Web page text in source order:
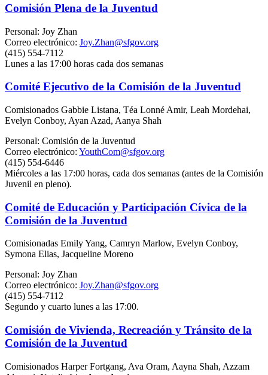
Comisión Plena de la Juventud
Personal: Joy Zhan
Correo electrónico: Joy.Zhan@sfgov.org
(415) 554-7112
Lunes a las 17:00 horas cada dos semanas
Comité Ejecutivo de la Comisión de la Juventud
Comisionados Gabbie Listana, Téa Lonné Amir, Leah Mordehai,
Evelyn Conboy, Ayan Azad, Aanya Shah
Personal: Comisión de la Juventud
Correo electrónico: YouthCom@sfgov.org
(415) 554-6446
Miércoles a las 17:00 horas, cada dos semanas (antes de la Comisión
Juvenil en pleno).
Comité de Educación y Participación Cívica de la
Comisión de la Juventud
Comisionadas Emily Yang, Camryn Marlow, Evelyn Conboy,
Symona Elias, Jacqueline Moreno
Personal: Joy Zhan
Correo electrónico: Joy.Zhan@sfgov.org
(415) 554-7112
Segundo y cuarto lunes a las 17:00.
Comisión de Vivienda, Recreación y Tránsito de la
Comisión de la Juventud
Comisionados Harper Fortgang, Ava Oram, Aayna Shah, Azzam